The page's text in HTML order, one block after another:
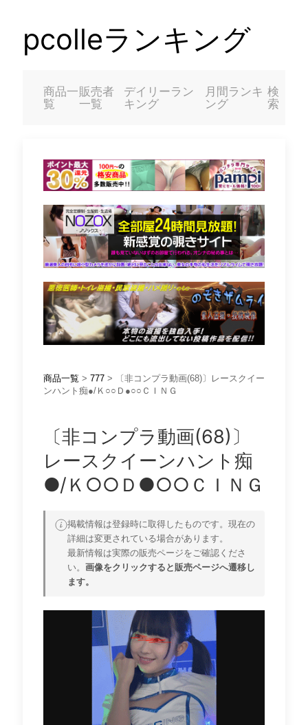
pcolleランキング
商品一
覧
販売者
一覧
デイリーラン
キング
月間ランキ
ング
検
索
商品一覧 > 777 > 〔非コンプラ動画(68)〕レースクイー
ンハント痴●/Ｋ○○Ｄ●○○ＣＩＮＧ
〔非コンプラ動画(68)〕
レースクイーンハント痴
●/Ｋ○○Ｄ●○○ＣＩＮＧ
掲載情報は登録時に取得したものです。現在の
詳細は変更されている場合があります。
最新情報は実際の販売ページをご確認くださ
い。 画像をクリックすると販売ページへ遷移し
ます。